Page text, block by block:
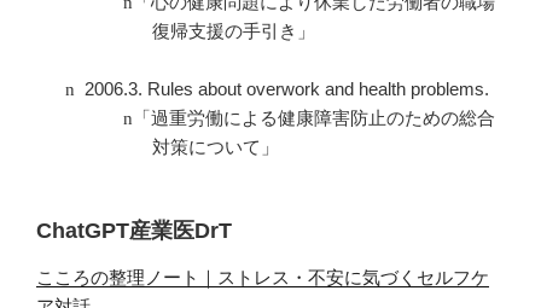
復帰支援の手引き」
n 2006.3. Rules about overwork and health problems.
n 「過重労働による健康障害防止のための総合
対策について」
ChatGPT産業医DrT
こころの整理ノート｜ストレス・不安に気づくセルフケ